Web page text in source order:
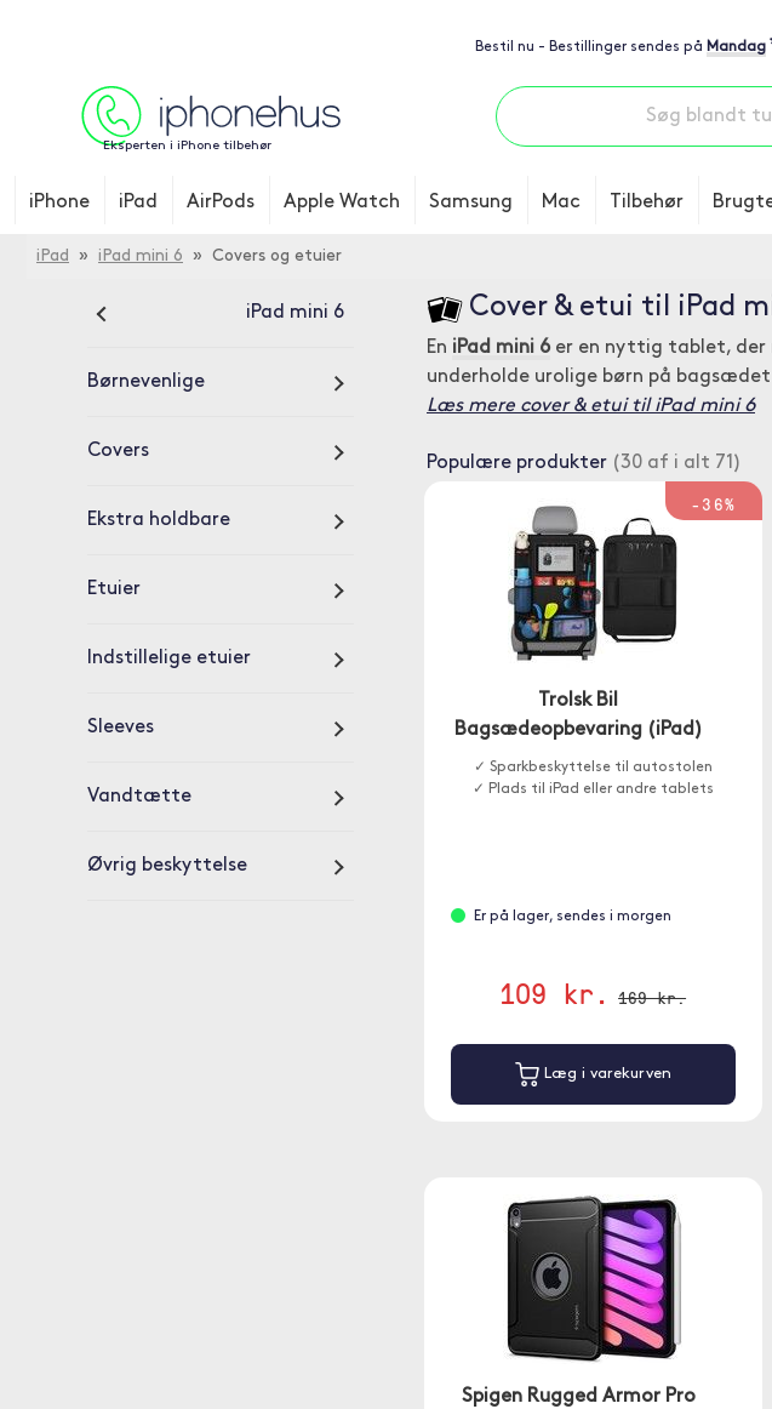
Bestil nu - Bestillinger sendes på Mandag
Eksperten i iPhone tilbehør
iPhone iPad AirPods Apple Watch Samsung Mac Tilbehør
iPad » iPad mini 6 » Covers og etuier
iPad mini 6
Børnevenlige
Covers
Ekstra holdbare
Etuier
Indstillelige etuier
Sleeves
Vandtætte
Øvrig beskyttelse
Cover & etui til iPad
En iPad mini 6er en nyttig tablet, der
underholde urolige børn på
Læs mere cover & etui til iPad mini 6
Populære produkter (30 af i alt 71)
-36%
Trolsk Bil
Bagsædeopbevaring (iPad)
✓ Sparkbeskyttelse til autostolen
✓ Plads til iPad eller andre tablets
Er på lager, sendes i morgen
109 kr. 169 kr.
Læg i varekurven
Spigen Rugged Armor Pro